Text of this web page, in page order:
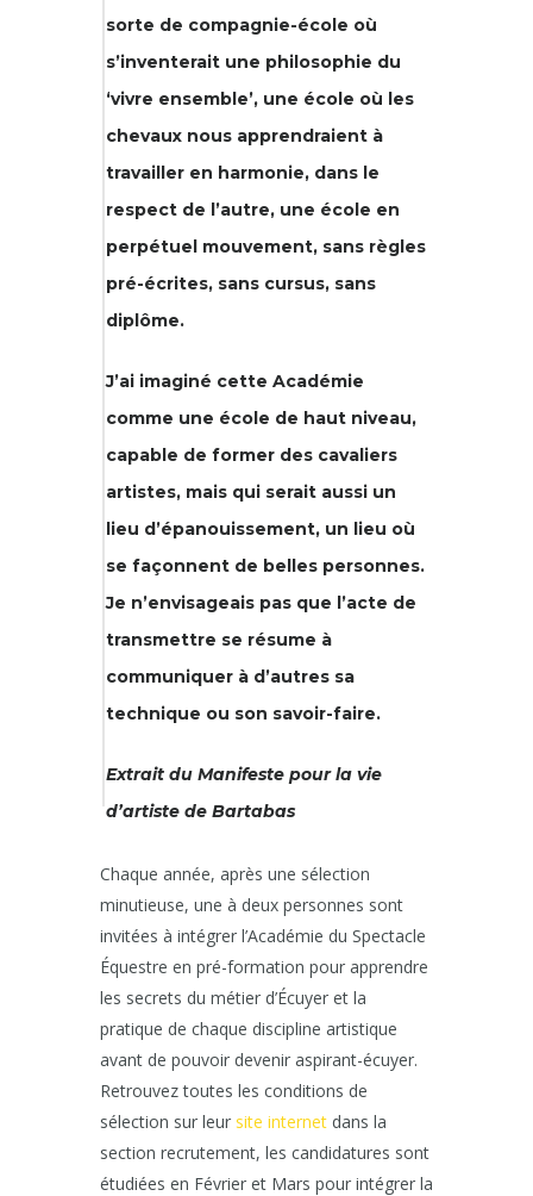
sorte de compagnie-école où
s’inventerait une philosophie du
‘vivre ensemble’, une école où les
chevaux nous apprendraient à
travailler en harmonie, dans le
respect de l’autre, une école en
perpétuel mouvement, sans règles
pré-écrites, sans cursus, sans
diplôme.
J’ai imaginé cette Académie
comme une école de haut niveau,
capable de former des cavaliers
artistes, mais qui serait aussi un
lieu d’épanouissement, un lieu où
se façonnent de belles personnes.
Je n’envisageais pas que l’acte de
transmettre se résume à
communiquer à d’autres sa
technique ou son savoir-faire.
Extrait du Manifeste pour la vie
d’artiste de Bartabas
Chaque année, après une sélection
minutieuse, une à deux personnes sont
invitées à intégrer l’Académie du Spectacle
Équestre en pré-formation pour apprendre
les secrets du métier d’Écuyer et la
pratique de chaque discipline artistique
avant de pouvoir devenir aspirant-écuyer.
Retrouvez toutes les conditions de
sélection sur leur site internet dans la
section recrutement, les candidatures sont
étudiées en Février et Mars pour intégrer la